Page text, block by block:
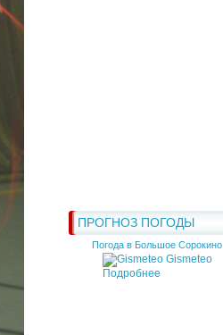
ПРОГНОЗ ПОГОДЫ
Погода в Большое Сорокино
Gismeteo
Подробнее